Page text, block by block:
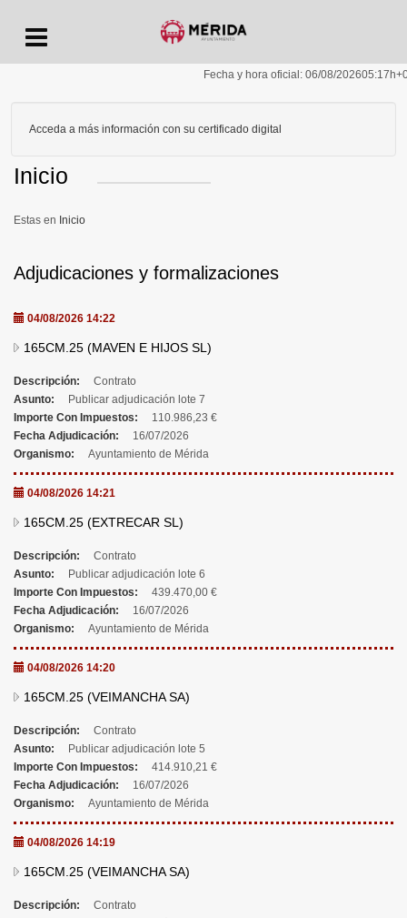
Fecha y hora oficial: 06/08/202605:17h
Acceda a más información con su certificado digital
Inicio
Inicio
Adjudicaciones y formalizaciones
04/08/2026 14:22
165CM.25 (MAVEN E HIJOS SL)
Descripción:
Contrato
Asunto:
Publicar adjudicación lote 7
Importe Con Impuestos:
110.986,23 €
Fecha Adjudicación:
16/07/2026
Organismo:
Ayuntamiento de Mérida
04/08/2026 14:21
165CM.25 (EXTRECAR SL)
Descripción:
Contrato
Asunto:
Publicar adjudicación lote 6
Importe Con Impuestos:
439.470,00 €
Fecha Adjudicación:
16/07/2026
Organismo:
Ayuntamiento de Mérida
04/08/2026 14:20
165CM.25 (VEIMANCHA SA)
Descripción:
Contrato
Asunto:
Publicar adjudicación lote 5
Importe Con Impuestos:
414.910,21 €
Fecha Adjudicación:
16/07/2026
Organismo:
Ayuntamiento de Mérida
04/08/2026 14:19
165CM.25 (VEIMANCHA SA)
Descripción:
Contrato